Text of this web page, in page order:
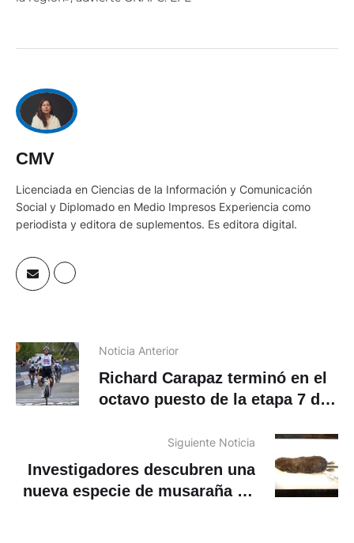
CMV
Licenciada en Ciencias de la Información y Comunicación
Social y Diplomado en Medio Impresos Experiencia como
periodista y editora de suplementos. Es editora digital.
Noticia Anterior
Richard Carapaz terminó en el
octavo puesto de la etapa 7 del
Siguiente Noticia
Investigadores descubren una
nueva especie de musaraña en